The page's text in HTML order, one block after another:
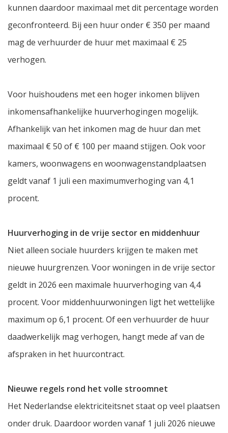
kunnen daardoor maximaal met dit percentage worden
geconfronteerd. Bij een huur onder € 350 per maand
mag de verhuurder de huur met maximaal € 25
verhogen.
Voor huishoudens met een hoger inkomen blijven
inkomensafhankelijke huurverhogingen mogelijk.
Afhankelijk van het inkomen mag de huur dan met
maximaal € 50 of € 100 per maand stijgen. Ook voor
kamers, woonwagens en woonwagenstandplaatsen
geldt vanaf 1 juli een maximumverhoging van 4,1
procent.
Huurverhoging in de vrije sector en middenhuur
Niet alleen sociale huurders krijgen te maken met
nieuwe huurgrenzen. Voor woningen in de vrije sector
geldt in 2026 een maximale huurverhoging van 4,4
procent. Voor middenhuurwoningen ligt het wettelijke
maximum op 6,1 procent. Of een verhuurder de huur
daadwerkelijk mag verhogen, hangt mede af van de
afspraken in het huurcontract.
Nieuwe regels rond het volle stroomnet
Het Nederlandse elektriciteitsnet staat op veel plaatsen
onder druk. Daardoor worden vanaf 1 juli 2026 nieuwe